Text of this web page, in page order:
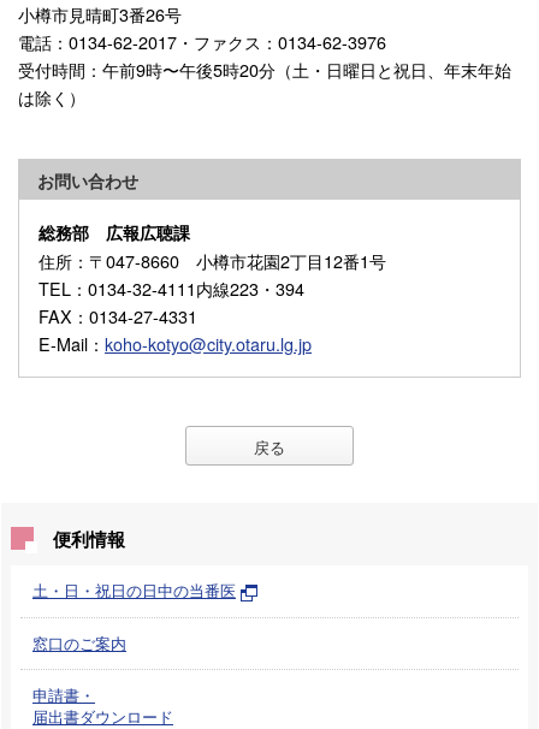
小樽市見晴町3番26号
電話：0134-62-2017・ファクス：0134-62-3976
受付時間：午前9時〜午後5時20分（土・日曜日と祝日、年末年始
は除く）
お問い合わせ
総務部 広報広聴課
住所 ：〒047-8660 小樽市花園2丁目12番1号
TEL ：0134-32-4111内線223・394
FAX ：0134-27-4331
E-Mail ： koho-kotyo@city.otaru.lg.jp
戻る
便利情報
土・日・祝日の日中の当番医
窓口のご案内
申請書・
届出書ダウンロード